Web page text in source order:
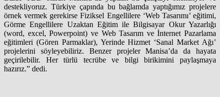
destekliyoruz. Türkiye çapında bu bağlamda yaptığımız projelere
örnek vermek gerekirse Fiziksel Engellilere ‘Web Tasarımı’ eğitimi,
Görme Engellilere Uzaktan Eğitim ile Bilgisayar Okur Yazarlığı
(word, excel, Powerpoint) ve Web Tasarım ve İnternet Pazarlama
eğitimleri (Gören Parmaklar), Yerinde Hizmet ‘Sanal Market Ağı’
projelerini söyleyebiliriz. Benzer projeler Manisa’da da hayata
geçirilebilir. Her türlü tecrübe ve bilgi birikimini paylaşmaya
hazırız.” dedi.